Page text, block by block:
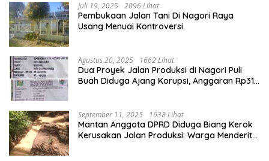
Juli 19, 2025 2096 Lihat
Pembukaan Jalan Tani Di Nagori Raya
Usang Menuai Kontroversi.
Agustus 20, 2025 1662 Lihat
Dua Proyek Jalan Produksi di Nagori Puli
Buah Diduga Ajang Korupsi, Anggaran Rp314
September 11, 2025 1638 Lihat
Mantan Anggota DPRD Diduga Biang Kerok
Kerusakan Jalan Produksi: Warga Menderita,